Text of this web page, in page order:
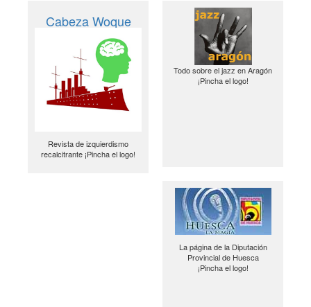
Cabeza Woque
Revista de izquierdismo
recalcitrante ¡Pincha el logo!
Todo sobre el jazz en Aragón
¡Pincha el logo!
La página de la Diputación
Provincial de Huesca
¡Pincha el logo!